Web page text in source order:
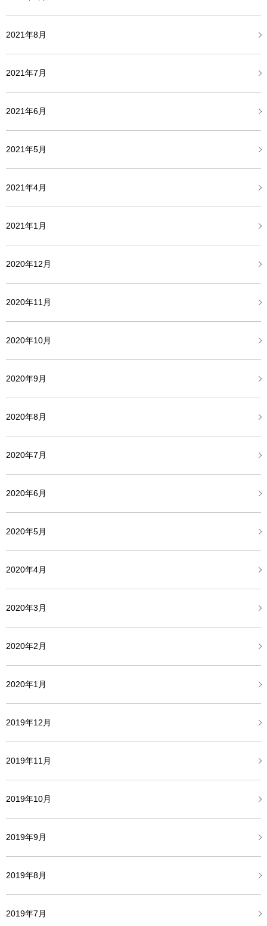
2021年8月
2021年7月
2021年6月
2021年5月
2021年4月
2021年1月
2020年12月
2020年11月
2020年10月
2020年9月
2020年8月
2020年7月
2020年6月
2020年5月
2020年4月
2020年3月
2020年2月
2020年1月
2019年12月
2019年11月
2019年10月
2019年9月
2019年8月
2019年7月